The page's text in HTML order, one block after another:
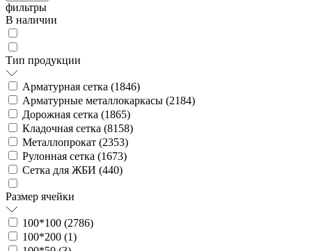
фильтры
В наличии
Тип продукции
Арматурная сетка (1846)
Арматурные металлокаркасы (2184)
Дорожная сетка (1865)
Кладочная сетка (8158)
Металлопрокат (2353)
Рулонная сетка (1673)
Сетка для ЖБИ (440)
Размер ячейки
100*100 (2786)
100*200 (1)